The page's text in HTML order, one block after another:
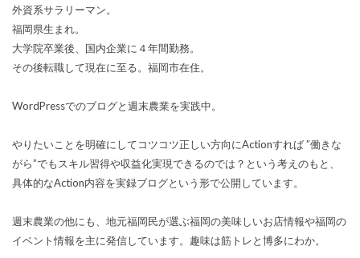
外資系サラリーマン。
福岡県生まれ。
大学院卒業後、国内企業に４年間勤務。
その後転職して現在に至る。福岡市在住。
WordPressでのブログと週末農業を実践中。
やりたいことを明確にしてコツコツ正しい方向にActionすれば ”働きな
がら”でもスキル習得や収益化実現できるのでは？という考えのもと、
具体的なAction内容を実録ブログという形で公開しています。
週末農業の他にも、地元福岡民が選ぶ福岡の美味しいお店情報や福岡の
イベント情報を主に発信しています。趣味は筋トレと博多にわか。